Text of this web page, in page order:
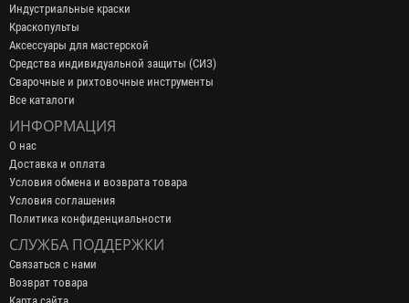
Индустриальные краски
Краскопульты
Аксессуары для мастерской
Средства индивидуальной защиты (СИЗ)
Сварочные и рихтовочные инструменты
Все каталоги
ИНФОРМАЦИЯ
О нас
Доставка и оплата
Условия обмена и возврата товара
Условия соглашения
Политика конфиденциальности
СЛУЖБА ПОДДЕРЖКИ
Связаться с нами
Возврат товара